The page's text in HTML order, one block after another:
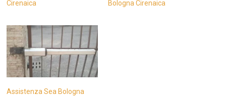
Cirenaica
Bologna Cirenaica
Assistenza Sea Bologna